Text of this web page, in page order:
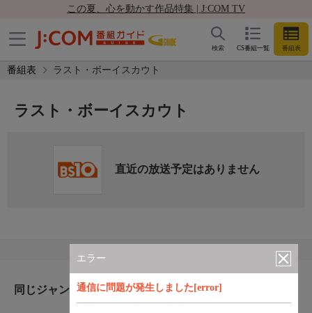
この夏、心を動かす作品特集 | J:COM TV
CS番組一覧 番組表
検索
番組表 ラスト・ボーイスカウト
エラー
通信に問題が発生しました[error]
ラスト・ボーイスカウト
直近の放送予定はありません
同じジャンルのおすすめ番組